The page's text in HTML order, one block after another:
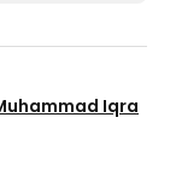
Iqra